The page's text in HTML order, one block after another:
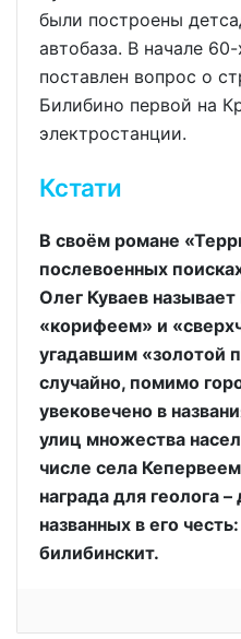
были построены
автобаза. В начале
поставлен вопрос о
Билибино первой на
электростанции.
Кстати
В своём романе
послевоенных
Олег Куваев
«корифеем» и
угадавшим «золотой
случайно, помимо
увековечено в
улиц множества
числе села
награда для геолога
названных в его
билибинскит.